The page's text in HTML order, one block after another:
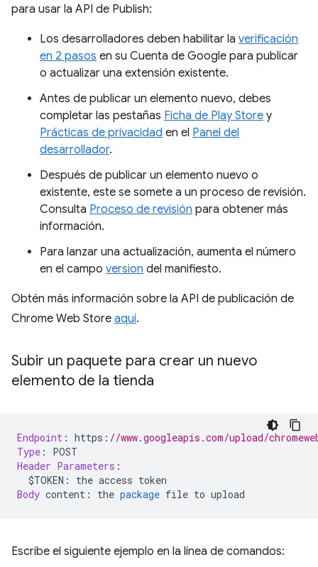
para usar la API de Publish:
Los desarrolladores deben habilitar la verificación
en 2 pasos en su Cuenta de Google para publicar
o actualizar una extensión existente.
Antes de publicar un elemento nuevo, debes
completar las pestañas Ficha de Play Store y
Prácticas de privacidad en el Panel del
desarrollador.
Después de publicar un elemento nuevo o
existente, este se somete a un proceso de revisión.
Consulta Proceso de revisión para obtener más
información.
Para lanzar una actualización, aumenta el número
en el campo version del manifiesto.
Obtén más información sobre la API de publicación de
Chrome Web Store aquí.
Subir un paquete para crear un nuevo
elemento de la tienda
Endpoint : https : //www.googleapis.com/upload/
Type :
POST
Header Parameters :
$TOKEN :
the access token
Body content : the package file to upload
Escribe el siguiente ejemplo en la línea de comandos: